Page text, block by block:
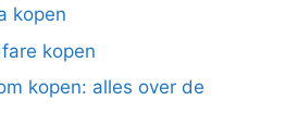
kopen
kopen
kopen: alles over de